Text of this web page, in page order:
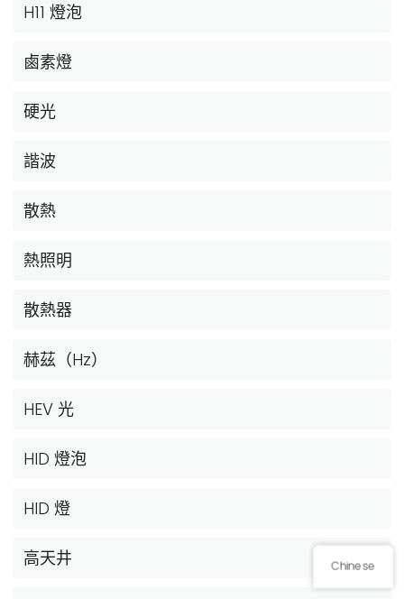
H11 燈泡
鹵素燈
硬光
諧波
散熱
熱照明
散熱器
赫茲（Hz）
HEV 光
HID 燈泡
HID 燈
高天井 Chinese